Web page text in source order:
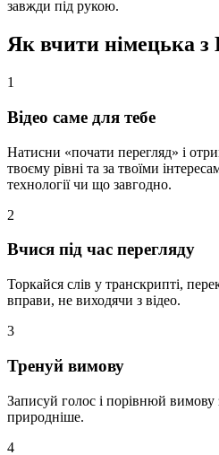
завжди під рукою.
Як вчити німецька з
1
Відео саме для тебе
Натисни «почати перегляд» і
твоєму рівні та за твоїми
технології чи що завгодно.
2
Вчися під час перегляду
Торкайся слів у транскрипті,
вправи, не виходячи з відео.
3
Тренуй вимову
Записуй голос і порівнюй
природніше.
4